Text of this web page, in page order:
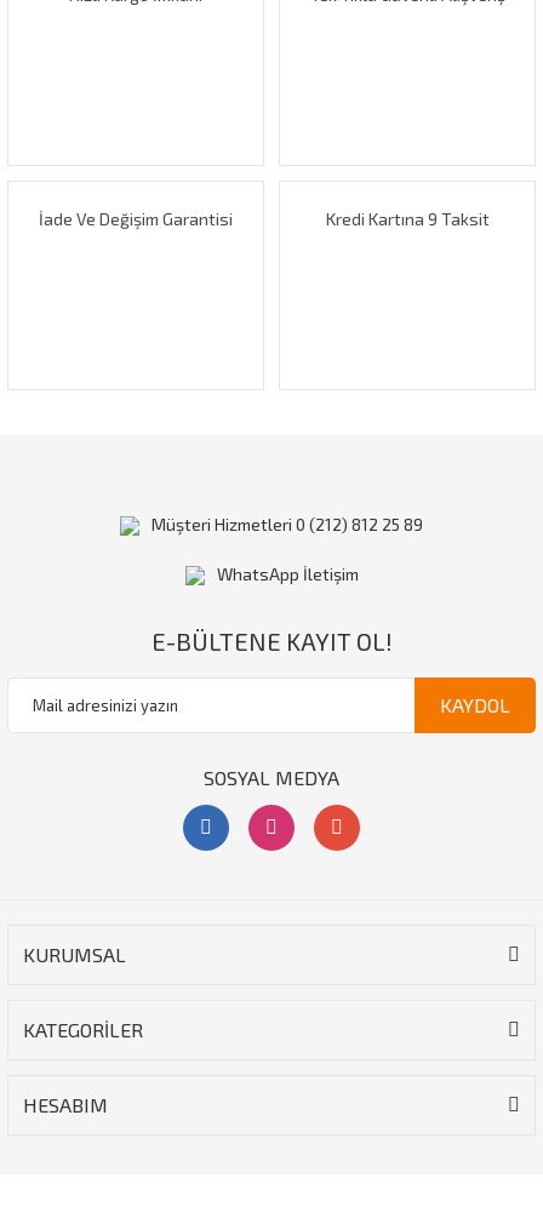
İade Ve Değişim Garantisi Kredi Kartına 9 Taksit
KURUMSAL
KATEGORİLER
HESABIM
Müşteri Hizmetleri 0 (212) 812 25 89
WhatsApp İletişim
E-BÜLTENE KAYIT OL!
KAYDOL
SOSYAL MEDYA